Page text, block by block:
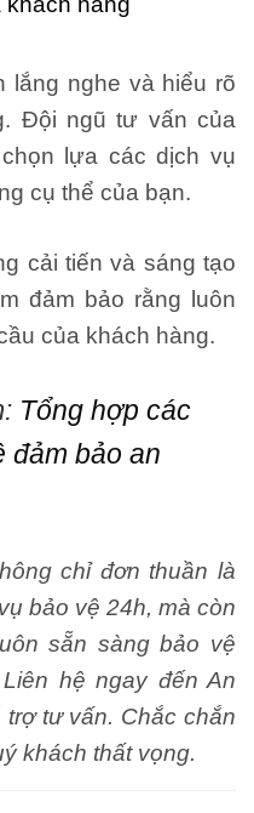
lắng nghe và hiểu rõ
Đội ngũ tư vấn của
lựa các dịch vụ
cụ thể của bạn.
cải tiến và sáng tạo
đảm bảo rằng luôn
của khách hàng.
Tổng hợp các
đảm bảo an
chỉ đơn thuần là
bảo vệ 24h, mà còn
sẵn sàng bảo vệ
hệ ngay đến An
tư vấn. Chắc chắn
khách thất vọng.